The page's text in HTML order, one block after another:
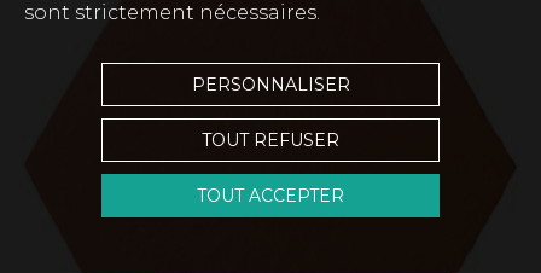
sont strictement nécessaires.
PERSONNALISER
TOUT REFUSER
TOUT ACCEPTER